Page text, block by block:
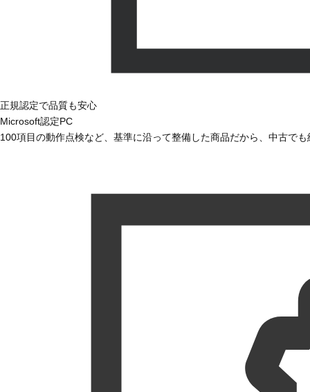
正規認定で品質も安心
Microsoft認定PC
100項目の動作点検など、基準に沿って整備した商品だから、中古で